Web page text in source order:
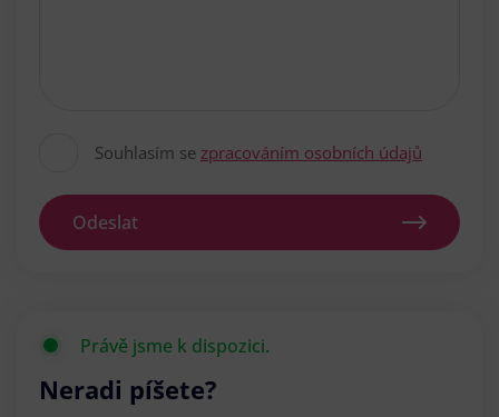
Souhlasím se zpracováním osobních údajů
Odeslat
Právě jsme k dispozici.
Neradi píšete?